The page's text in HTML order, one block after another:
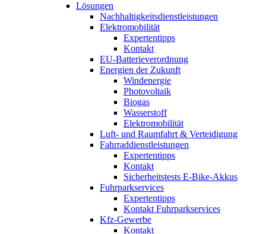
Lösungen
Nachhaltigkeitsdienstleistungen
Elektromobilität
Expertentipps
Kontakt
EU-Batterieverordnung
Energien der Zukunft
Windenergie
Photovoltaik
Biogas
Wasserstoff
Elektromobilität
Luft- und Raumfahrt & Verteidigung
Fahrraddienstleistungen
Expertentipps
Kontakt
Sicherheitstests E-Bike-Akkus
Fuhrparkservices
Expertentipps
Kontakt Fuhrparkservices
Kfz-Gewerbe
Kontakt